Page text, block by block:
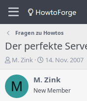
Fragen zu Howtos
Der perfekte
E
s
t
e
M. Zink
E
s
e
14. Nov. 2007
M M. Zink
New Member